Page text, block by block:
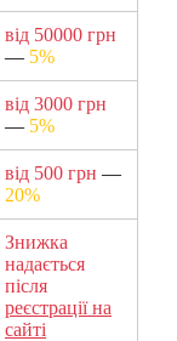
від 50000 грн
— 5%
від 3000 грн
— 5%
від 500 грн —
20%
Знижка
надається
після
реєстрації на
сайті